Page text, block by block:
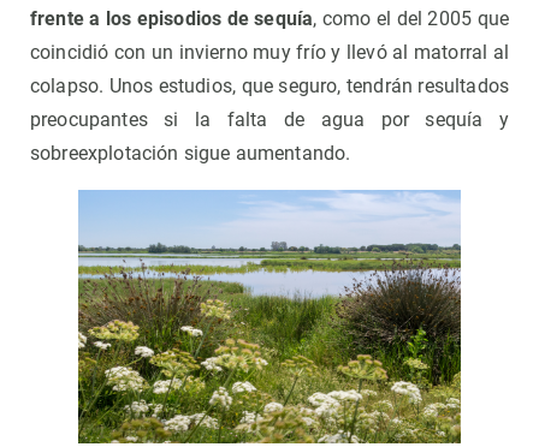
frente a los episodios de sequía, como el del 2005 que
coincidió con un invierno muy frío y llevó al matorral al
colapso. Unos estudios, que seguro, tendrán resultados
preocupantes si la falta de agua por sequía y
sobreexplotación sigue aumentando.